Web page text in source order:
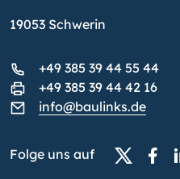
19053 Schwerin
+49 385 39 44 55 44
+49 385 39 44 42 16
info@baulinks.de
Folge uns auf